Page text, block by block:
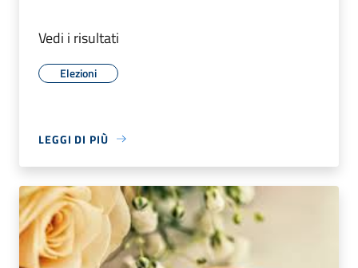
Vedi i risultati
Elezioni
LEGGI DI PIÙ